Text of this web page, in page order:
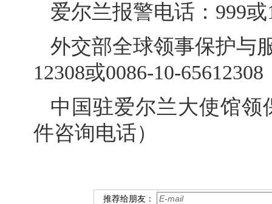
爱尔兰报警电话：999或
外交部全球领事保护与
12308或0086-10-65612308
中国驻爱尔兰大使馆领
件咨询电话）
推荐给朋友：